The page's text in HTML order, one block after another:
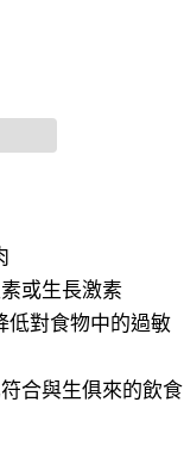
或生長激素
低對食物中的過敏
合與生俱來的飲食